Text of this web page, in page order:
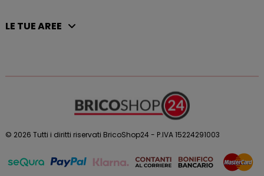
LE TUE AREE
© 2026 Tutti i diritti riservati BricoShop24 - P.IVA 15224291003